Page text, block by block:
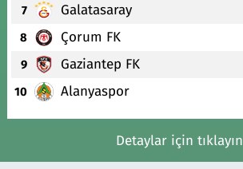
7 Galatasaray
8 Çorum FK
9 Gaziantep FK
10 Alanyaspor
Detaylar için tıklayın